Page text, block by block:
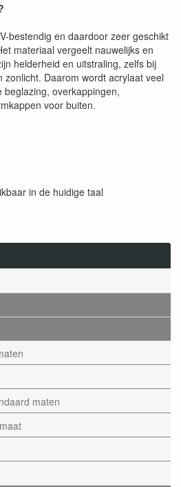
maten
bestendig en daardoor zeer geschikt
materiaal vergeelt nauwelijks en
helderheid en uitstraling, zelfs bij
zonlicht. Daarom wordt acrylaat veel
overkappingen,
voor buiten.
in de huidige taal